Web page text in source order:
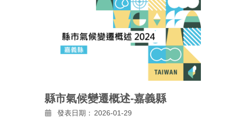
縣市氣候變遷概述-嘉義縣
發表日期： 2026-01-29